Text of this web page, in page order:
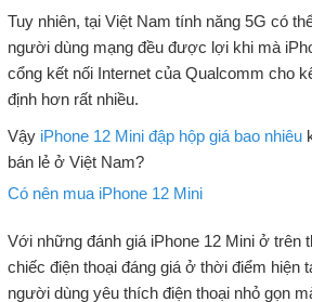
Tuy nhiên, tại Việt Nam tính năng 5G có
người dùng mạng đều được lợi khi mà
cổng kết nối Internet của Qualcomm cho
định hơn rất nhiều.
Vậy iPhone 12 Mini đập hộp giá bao nhiêu
bán lẻ ở Việt Nam?
Có nên mua iPhone 12 Mini
Với những đánh giá iPhone 12 Mini ở trên
chiếc điện thoại đáng giá ở thời điểm hiện
người dùng yêu thích điện thoại nhỏ gọn